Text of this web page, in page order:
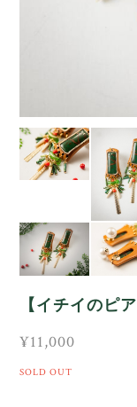
【イチイのピ
¥11,000
SOLD OUT